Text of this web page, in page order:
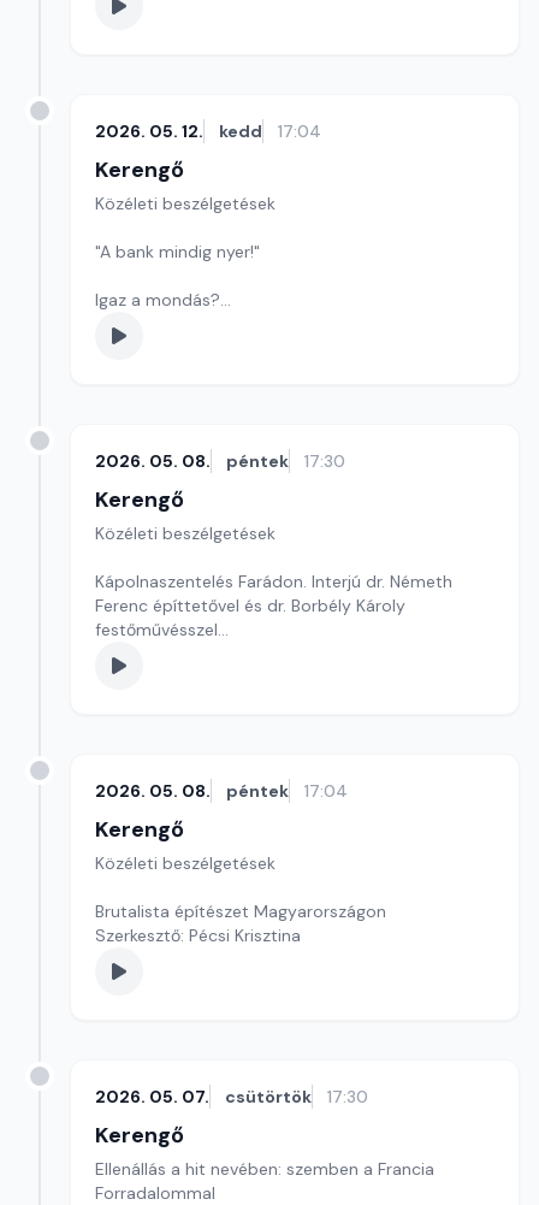
2026. 05. 12. kedd 17:04
Kerengő
Közéleti beszélgetések
"A bank mindig nyer!"
Igaz a mondás?
Drágábbak a magyar bankok a szomszédos
országok bankjainál?
2026. 05. 08. péntek 17:30
Kerengő
Közéleti beszélgetések
Kápolnaszentelés Farádon. Interjú dr. Németh
Ferenc építtetővel és dr. Borbély Károly
festőművésszel
Szerkesztő: Sallai Éva
2026. 05. 08. péntek 17:04
Kerengő
Közéleti beszélgetések
Brutalista építészet Magyarországon
Szerkesztő: Pécsi Krisztina
2026. 05. 07. csütörtök 17:30
Kerengő
Ellenállás a hit nevében: szemben a Francia
Forradalommal